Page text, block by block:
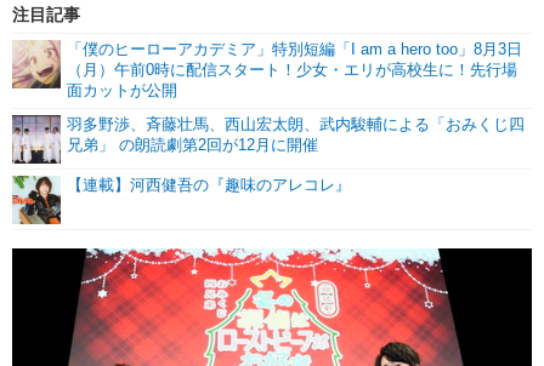
注目記事
「僕のヒーローアカデミア」特別短編「I am a hero too」8月3日
（月）午前0時に配信スタート！少女・エリが高校生に！先行場
面カットが公開
羽多野渉、斉藤壮馬、西山宏太朗、武内駿輔による「おみくじ四
兄弟」 の朗読劇第2回が12月に開催
【連載】河西健吾の『趣味のアレコレ』